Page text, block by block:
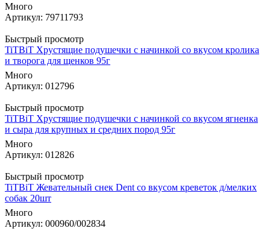
Много
Артикул: 79711793
Быстрый просмотр
TiTBiT Хрустящие подушечки с начинкой со вкусом кролика
и творога для щенков 95г
Много
Артикул: 012796
Быстрый просмотр
TiTBiT Хрустящие подушечки с начинкой со вкусом ягненка
и сыра для крупных и средних пород 95г
Много
Артикул: 012826
Быстрый просмотр
TiTBiT Жевательный снек Dent со вкусом креветок д/мелких
собак 20шт
Много
Артикул: 000960/002834